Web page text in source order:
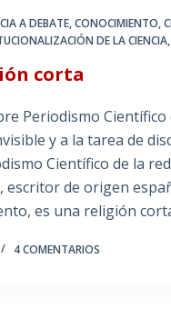
A DEBATE,CONOCIMIENTO,
DE LA CIENCIA
corta
Periodismo
y a la tarea de
Científico de la
escritor de origen
es una religión
4 COMENTARIOS